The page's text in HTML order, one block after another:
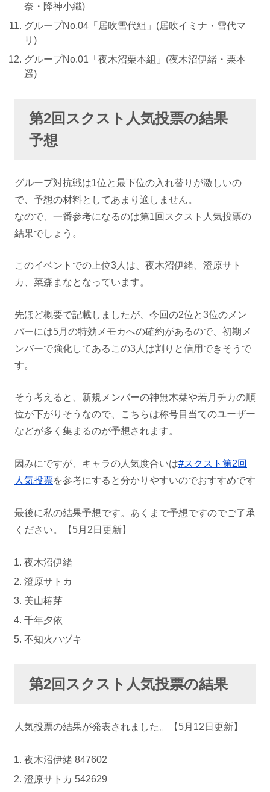
奈・降神小織)
グループNo.04「居吹雪代組」(居吹イミナ・雪代マ
リ)
グループNo.01「夜木沼栗本組」(夜木沼伊緒・栗本
遥)
第2回スクスト人気投票の結果
予想
グループ対抗戦は1位と最下位の入れ替りが激しいの
で、予想の材料としてあまり適しません。
なので、一番参考になるのは第1回スクスト人気投票の
結果でしょう。
このイベントでの上位3人は、夜木沼伊緒、澄原サト
カ、菜森まなとなっています。
先ほど概要で記載しましたが、今回の2位と3位のメン
バーには5月の特効メモカへの確約があるので、初期メ
ンバーで強化してあるこの3人は割りと信用できそうで
す。
そう考えると、新規メンバーの神無木栞や若月チカの順
位が下がりそうなので、こちらは称号目当てのユーザー
などが多く集まるのが予想されます。
因みにですが、キャラの人気度合いは#スクスト第2回
人気投票を参考にすると分かりやすいのでおすすめです
最後に私の結果予想です。あくまで予想ですのでご了承
ください。【5月2日更新】
夜木沼伊緒
澄原サトカ
美山椿芽
千年夕依
不知火ハヅキ
第2回スクスト人気投票の結果
人気投票の結果が発表されました。【5月12日更新】
夜木沼伊緒 847602
澄原サトカ 542629